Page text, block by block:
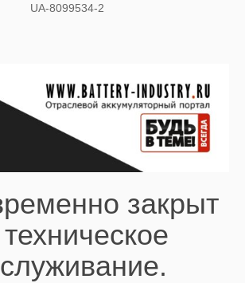
UA-8099534-2
закрыт